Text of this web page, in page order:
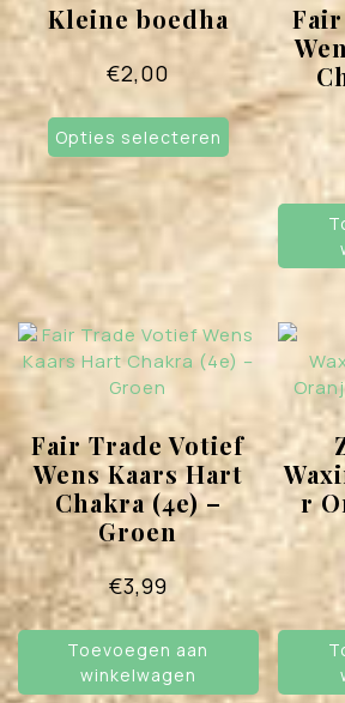
Kleine boedha
€2,00
Opties selecteren
Dit
product
heeft
meerdere
variaties.
Deze
kan
gekozen
worden
op
Fair Trade Votief
Wens Kaars Hart
Chakra (4e) –
Groen
€3,99
Toevoegen aan
winkelwagen
r